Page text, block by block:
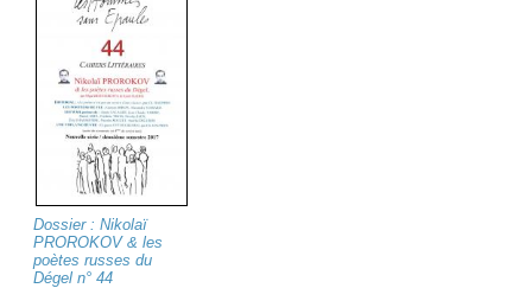
Dossier : Nikolaï
PROROKOV & les
poètes russes du
Dégel n° 44